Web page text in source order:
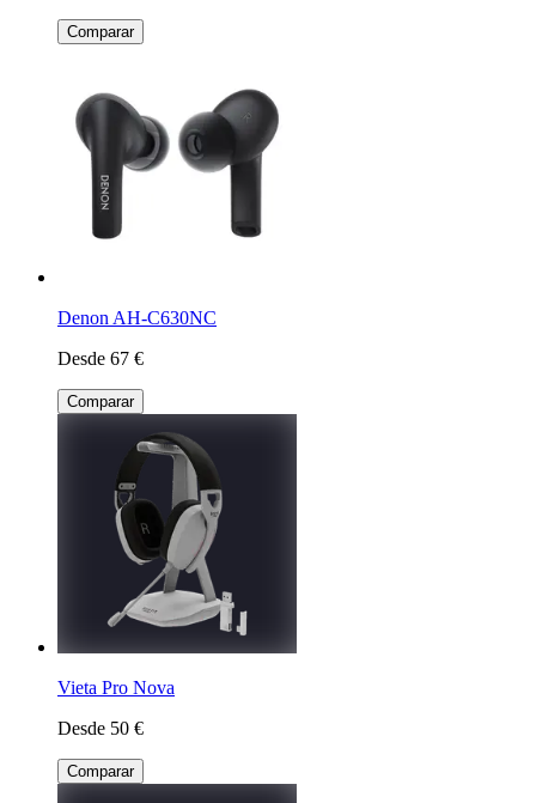
Comparar
Denon AH-C630NC
Desde 67 €
Comparar
Vieta Pro Nova
Desde 50 €
Comparar